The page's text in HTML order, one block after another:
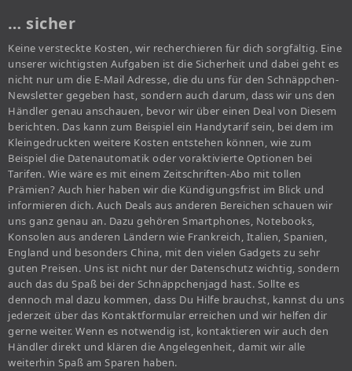
… sicher
Keine versteckte Kosten, wir recherchieren für dich sorgfältig. Eine
unserer wichtigsten Aufgaben ist die Sicherheit und dabei geht es
nicht nur um die E-Mail Adresse, die du uns für den Schnäppchen-
Newsletter gegeben hast, sondern auch darum, dass wir uns den
Händler genau anschauen, bevor wir über einen Deal von Diesem
berichten. Das kann zum Beispiel ein Handytarif sein, bei dem im
Kleingedruckten weitere Kosten entstehen können, wie zum
Beispiel die Datenautomatik oder voraktivierte Optionen bei
Tarifen. Wie wäre es mit einem Zeitschriften-Abo mit tollen
Prämien? Auch hier haben wir die Kündigungsfrist im Blick und
informieren dich. Auch Deals aus anderen Bereichen schauen wir
uns ganz genau an. Dazu gehören Smartphones, Notebooks,
Konsolen aus anderen Ländern wie Frankreich, Italien, Spanien,
England und besonders China, mit den vielen Gadgets zu sehr
guten Preisen. Uns ist nicht nur der Datenschutz wichtig, sondern
auch das du Spaß bei der Schnäppchenjagd hast. Sollte es
dennoch mal dazu kommen, dass Du Hilfe brauchst, kannst du uns
jederzeit über das Kontaktformular erreichen und wir helfen dir
gerne weiter. Wenn es notwendig ist, kontaktieren wir auch den
Händler direkt und klären die Angelegenheit, damit wir alle
weiterhin Spaß am Sparen haben.